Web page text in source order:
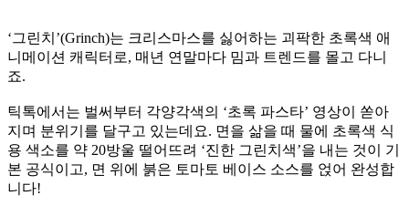
‘그린치’(Grinch)는 크리스마스를 싫어하는 괴팍한 초록색 애
니메이션 캐릭터로, 매년 연말마다 밈과 트렌드를 몰고 다니
죠.
틱톡에서는 벌써부터 각양각색의 ‘초록 파스타’ 영상이 쏟아
지며 분위기를 달구고 있는데요. 면을 삶을 때 물에 초록색 식
용 색소를 약 20방울 떨어뜨려 ‘진한 그린치색’을 내는 것이 기
본 공식이고, 면 위에 붉은 토마토 베이스 소스를 얹어 완성합
니다!